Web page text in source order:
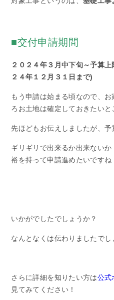
■交付申請期間
２０２４年３月中下旬～予算
２４年１２月３１日まで)
もう申請は始まる頃なので、
ろお土地は確定しておきたいと
先ほどもお伝えしましたが、予
ギリギリで出来るか出来ないか
裕を持って申請進めたいですね
いかがでしたでしょうか？
なんとなくは伝わりましたで
さらに詳細を知りたい方は公式
見てみてください！